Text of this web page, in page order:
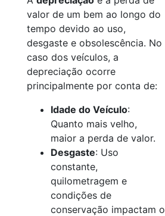
valor de um bem ao longo do
tempo devido ao uso,
desgaste e obsolescência. No
caso dos veículos, a
depreciação ocorre
principalmente por conta de:
Idade do Veículo:
Quanto mais velho,
maior a perda de valor.
Desgaste: Uso
constante,
quilometragem e
condições de
conservação impactam o